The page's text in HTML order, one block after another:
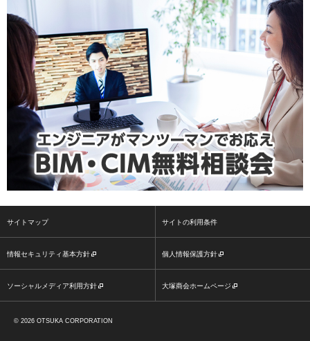
サイトマップ サイトの利用条件
情報セキュリティ基本方針 個人情報保護方針
ソーシャルメディア利用方針 大塚商会ホームページ
2026 OTSUKA CORPORATION